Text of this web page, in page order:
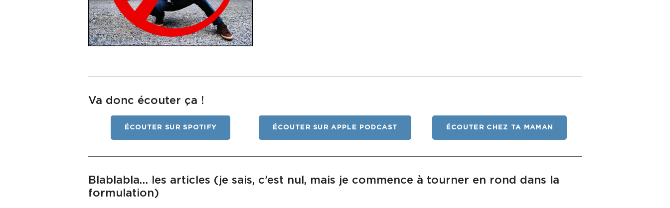
Va donc écouter ça !
ÉCOUTER SUR SPOTIFY ÉCOUTER SUR APPLE PODCAST ÉCOUTER CHEZ TA MAMAN
Blablabla… les articles (je sais, c’est nul, mais je commence à tourner en rond dans la
formulation)